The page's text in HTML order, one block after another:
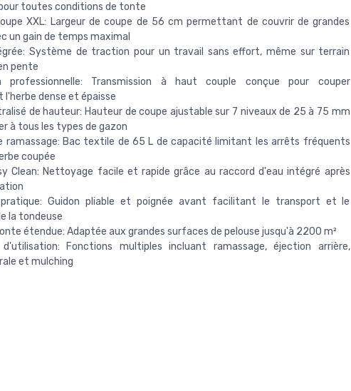
toutes conditions de tonte
XXL: Largeur de coupe de 56 cm permettant de couvrir de grandes
un gain de temps maximal
Système de traction pour un travail sans effort, même sur terrain
pente
professionnelle: Transmission à haut couple conçue pour couper
dense et épaisse
de hauteur: Hauteur de coupe ajustable sur 7 niveaux de 25 à 75 mm
à tous les types de gazon
ramassage: Bac textile de 65 L de capacité limitant les arrêts fréquents
coupée
Clean: Nettoyage facile et rapide grâce au raccord d'eau intégré après
pratique: Guidon pliable et poignée avant facilitant le transport et le
la tondeuse
étendue: Adaptée aux grandes surfaces de pelouse jusqu'à 2200 m²
d'utilisation: Fonctions multiples incluant ramassage, éjection arrière,
et mulching